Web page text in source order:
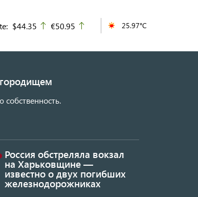
$44.35 up
€50.95 25.97°C
Россия обстреляла вокзал
на Харьковщине —
известно о двух погибших
железнодорожниках